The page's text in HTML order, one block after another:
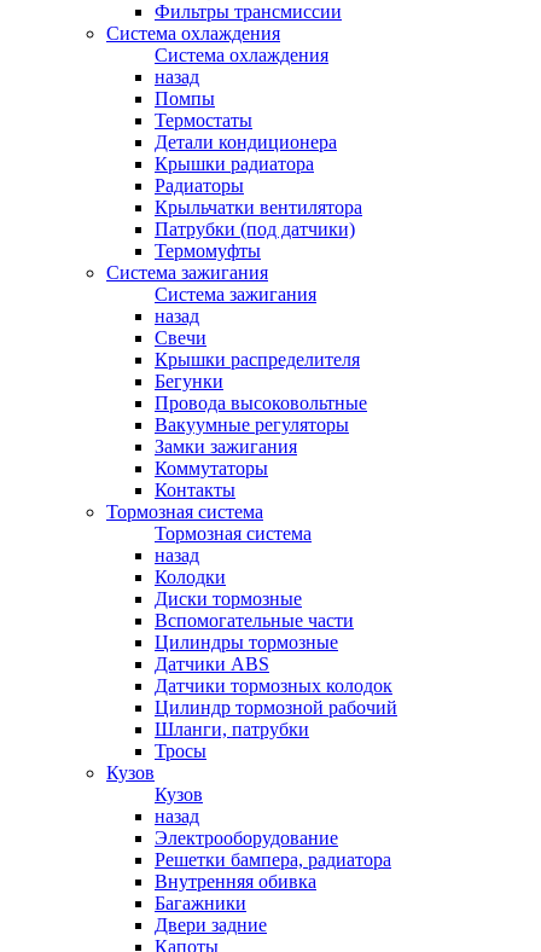
Фильтры трансмиссии
Система охлаждения
Система охлаждения
назад
Помпы
Термостаты
Детали кондиционера
Крышки радиатора
Радиаторы
Крыльчатки вентилятора
Патрубки (под датчики)
Термомуфты
Система зажигания
Система зажигания
назад
Свечи
Крышки распределителя
Бегунки
Провода высоковольтные
Вакуумные регуляторы
Замки зажигания
Коммутаторы
Контакты
Тормозная система
Тормозная система
назад
Колодки
Диски тормозные
Вспомогательные части
Цилиндры тормозные
Датчики ABS
Датчики тормозных колодок
Цилиндр тормозной рабочий
Шланги, патрубки
Тросы
Кузов
Кузов
назад
Электрооборудование
Решетки бампера, радиатора
Внутренняя обивка
Багажники
Двери задние
Капоты